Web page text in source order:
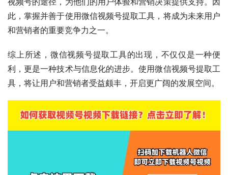
此，掌握并善于使用微信视频号提取工具，将成为未来用户
和营销者的重要竞争力之一。
综上所述，微信视频号提取工具的出现，不仅仅是一种便
利，更是一种技术与信息化的进步。使用微信视频号提取工
具，将让用户和营销者受益颇丰，开启更广阔的发展空间。